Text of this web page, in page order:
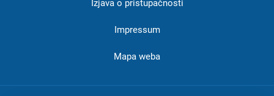
Izjava o pristupačnosti
Impressum
Mapa weba